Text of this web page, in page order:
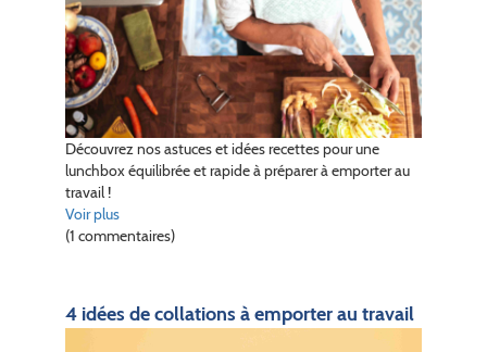
Découvrez nos astuces et idées recettes pour une
lunchbox équilibrée et rapide à préparer à emporter au
travail !
Voir plus
(1 commentaires)
4 idées de collations à emporter au travail